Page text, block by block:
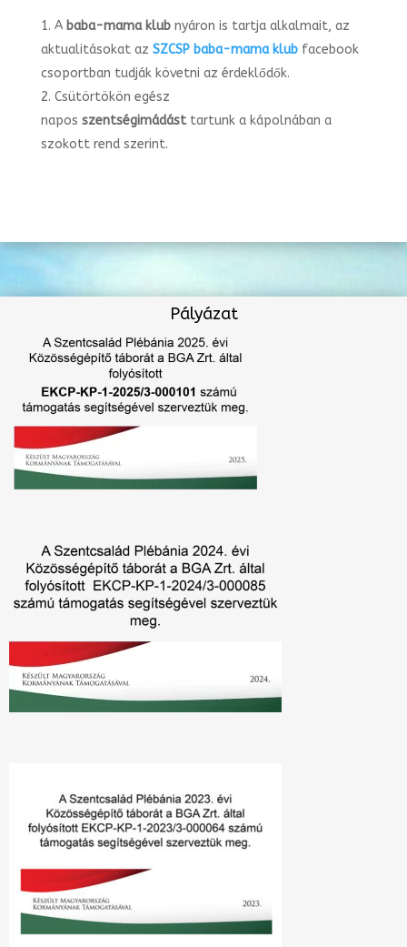
A baba-mama klubnyáron is tartja alkalmait, az
aktualitásokat az SZCSP baba-mama klubfacebook
csoportban tudják követni az érdeklődők.
Csütörtökön egész
napos szentségimádásttartunk a kápolnában a
szokott rend szerint.
Pályázat